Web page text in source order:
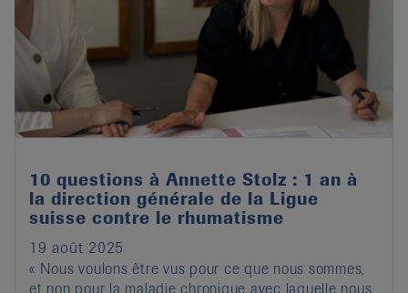
10 questions à Annette Stolz : 1 an à
la direction générale de la Ligue
suisse contre le rhumatisme
19 août 2025
« Nous voulons être vus pour ce que nous sommes,
et non pour la maladie chronique avec laquelle nous